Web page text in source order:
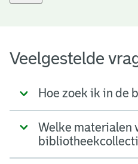
Veelgestelde
Hoe zoek ik in de
Welke materialen